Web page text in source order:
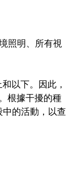
照明、所有視
以下。因此，
根據干擾的種
的活動，以查